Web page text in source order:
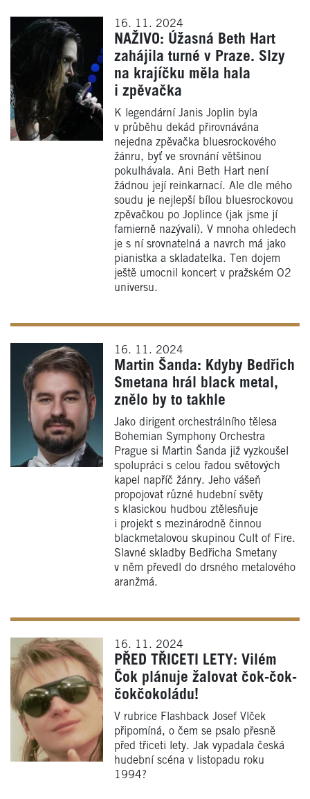
16. 11. 2024
NAŽIVO: Úžasná Beth Hart
zahájila turné v Praze. Slzy
na krajíčku měla hala
i zpěvačka
K legendární Janis Joplin byla
v průběhu dekád přirovnávána
nejedna zpěvačka bluesrockového
žánru, byť ve srovnání většinou
pokulhávala. Ani Beth Hart není
žádnou její reinkarnací. Ale dle mého
soudu je nejlepší bílou bluesrockovou
zpěvačkou po Joplince (jak jsme jí
famierně nazývali). V mnoha ohledech
je s ní srovnatelná a navrch má jako
pianistka a skladatelka. Ten dojem
ještě umocnil koncert v pražském O2
universu.
16. 11. 2024
Martin Šanda: Kdyby Bedřich
Smetana hrál black metal,
znělo by to takhle
Jako dirigent orchestrálního tělesa
Bohemian Symphony Orchestra
Prague si Martin Šanda již vyzkoušel
spolupráci s celou řadou světových
kapel napříč žánry. Jeho vášeň
propojovat různé hudební světy
s klasickou hudbou ztělesňuje
i projekt s mezinárodně činnou
blackmetalovou skupinou Cult of Fire.
Slavné skladby Bedřicha Smetany
v něm převedl do drsného metalového
aranžmá.
16. 11. 2024
PŘED TŘICETI LETY: Vilém
Čok plánuje žalovat čok-čok-
čokčokoládu!
V rubrice Flashback Josef Vlček
připomíná, o čem se psalo přesně
před třiceti lety. Jak vypadala česká
hudební scéna v listopadu roku
1994?